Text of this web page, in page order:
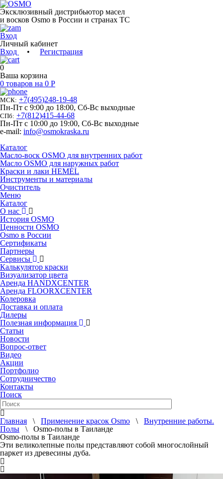
Эксклюзивный дистрибьютор масел
и восков Osmo в России и странах ТС
Вход
Личный кабинет
Вход
• Регистрация
0
Ваша корзина
0 товаров на 0 Р
МСК: +7(495)248-19-48
Пн-Пт с 9:00 до 18:00, Сб-Вс выходные
СПб: +7(812)415-44-68
Пн-Пт с 10:00 до 19:00, Сб-Вс выходные
e-mail: info@osmokraska.ru
Каталог
Масло-воск OSMO для внутренних работ
Масло OSMO для наружных работ
Краски и лаки HEMEL
Инструменты и материалы
Очиститель
Меню
Каталог
О нас
История OSMO
Ценности OSMO
Osmo в России
Сертификаты
Партнеры
Сервисы
Калькулятор краски
Визуализатор цвета
Аренда HANDXCENTER
Аренда FLOORXCENTER
Колеровка
Доставка и оплата
Дилеры
Полезная информация
Статьи
Новости
Вопрос-ответ
Видео
Акции
Портфолио
Сотрудничество
Контакты
Поиск
Главная \ Применение красок Osmo \ Внутренние работы.
Полы \ Osmo-полы в Таиланде
Osmo-полы в Таиланде
Эти великолепные полы представляют собой многослойный
паркет из древесины дуба.